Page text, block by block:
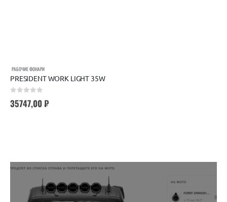
РАБОЧИЕ ФОНАРИ
PRESIDENT WORK LIGHT 35W
35747,00₽